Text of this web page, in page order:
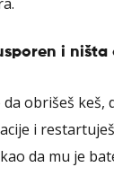
i ništa
obrišeš keš,
i
da mu je